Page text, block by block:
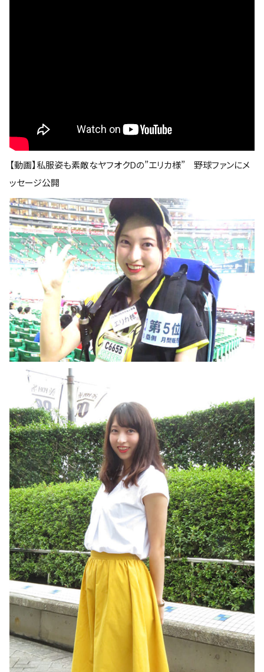
【動画】私服姿も素敵なヤフオクDの”エリカ様” 野球ファンにメ
ッセージ公開